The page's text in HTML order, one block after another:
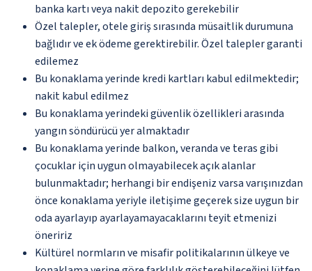
banka kartı veya nakit depozito gerekebilir
Özel talepler, otele giriş sırasında müsaitlik durumuna
bağlıdır ve ek ödeme gerektirebilir. Özel talepler garanti
edilemez
Bu konaklama yerinde kredi kartları kabul edilmektedir;
nakit kabul edilmez
Bu konaklama yerindeki güvenlik özellikleri arasında
yangın söndürücü yer almaktadır
Bu konaklama yerinde balkon, veranda ve teras gibi
çocuklar için uygun olmayabilecek açık alanlar
bulunmaktadır; herhangi bir endişeniz varsa varışınızdan
önce konaklama yeriyle iletişime geçerek size uygun bir
oda ayarlayıp ayarlayamayacaklarını teyit etmenizi
öneririz
Kültürel normların ve misafir politikalarının ülkeye ve